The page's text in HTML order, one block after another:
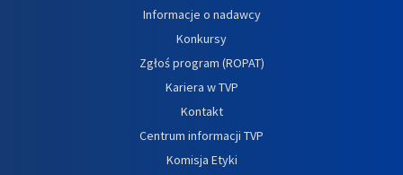
Informacje o nadawcy
Konkursy
Zgłoś program (ROPAT)
Kariera w TVP
Kontakt
Centrum informacji TVP
Komisja Etyki